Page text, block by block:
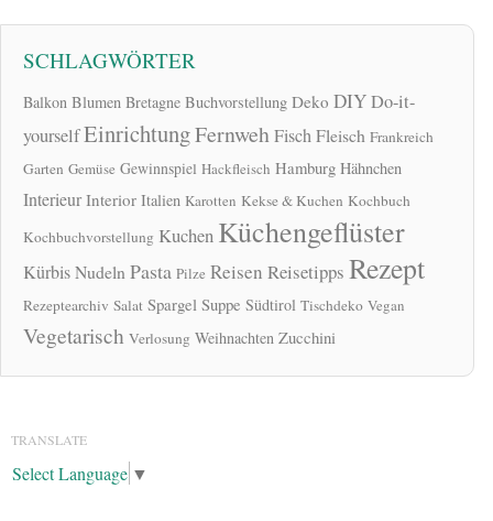
SCHLAGWÖRTER
Balkon Blumen Bretagne Buchvorstellung Deko DIYDo-it-
yourselfEinrichtungFernwehFischFleisch Frankreich
Garten Gemüse Gewinnspiel Hackfleisch Hamburg Hähnchen
Interieur Interior Italien Karotten Kekse & Kuchen Kochbuch
Kochbuchvorstellung Kuchen Küchengeflüster
KürbisNudelnPasta Pilze Reisen Reisetipps Rezept
Rezeptearchiv Salat Spargel Suppe Südtirol Tischdeko Vegan
Vegetarisch Verlosung Weihnachten Zucchini
TRANSLATE
Select Language ▼